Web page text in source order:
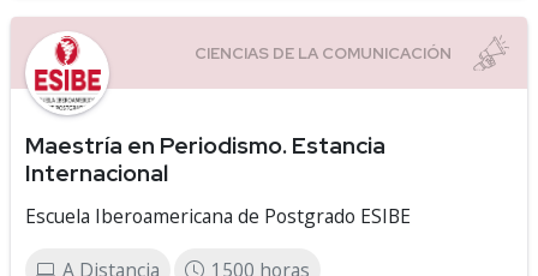
Maestría en Periodismo. Estancia
Internacional
Escuela Iberoamericana de Postgrado ESIBE
A Distancia 1500 horas